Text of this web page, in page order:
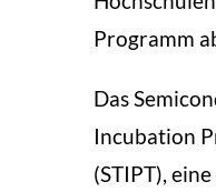
Programm
Das
Incubation
(STIPT),